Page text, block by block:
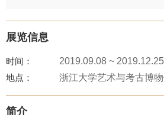
展览信息
时间：
2019.09.08 ~ 2019.12.25
地点：
浙江大学艺术与考古博
简介